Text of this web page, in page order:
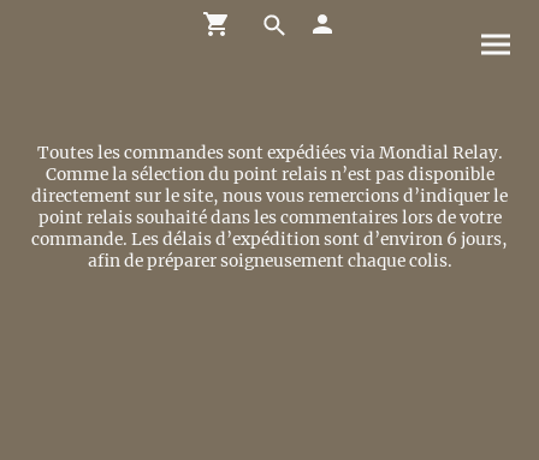
Toutes les commandes sont expédiées via Mondial Relay.
Comme la sélection du point relais n’est pas disponible
directement sur le site, nous vous remercions d’indiquer le
point relais souhaité dans les commentaires lors de votre
commande. Les délais d’expédition sont d’environ 6 jours,
afin de préparer soigneusement chaque colis.